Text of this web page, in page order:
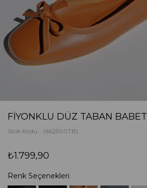
FIYONKLU DÜZ TABAN BABET
Stok Kodu (662500TB)
₺1.799,90
Renk Seçenekleri